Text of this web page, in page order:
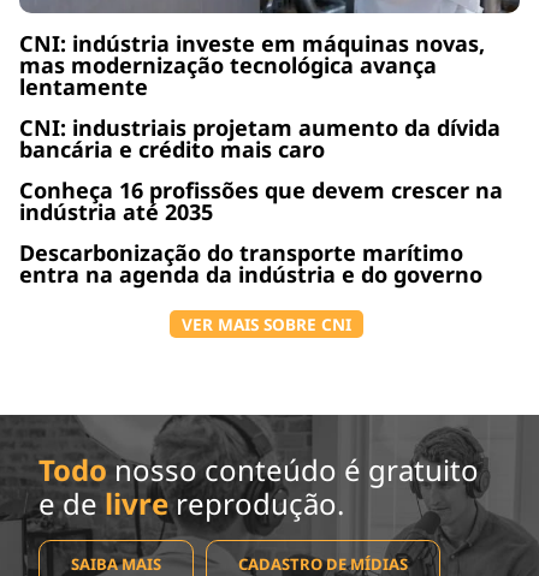
CNI: indústria investe em máquinas novas,
mas modernização tecnológica avança
lentamente
CNI: industriais projetam aumento da dívida
bancária e crédito mais caro
Conheça 16 profissões que devem crescer na
indústria até 2035
Descarbonização do transporte marítimo
entra na agenda da indústria e do governo
VER MAIS SOBRE CNI
Todo nosso conteúdo é gratuito
e de livrereprodução.
SAIBA MAIS CADASTRO DE MÍDIAS